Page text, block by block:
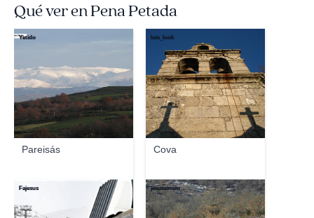
Qué ver en Pena Petada
Pareisás
Yetido
Cova
lois_look
Fajesus jesussimon